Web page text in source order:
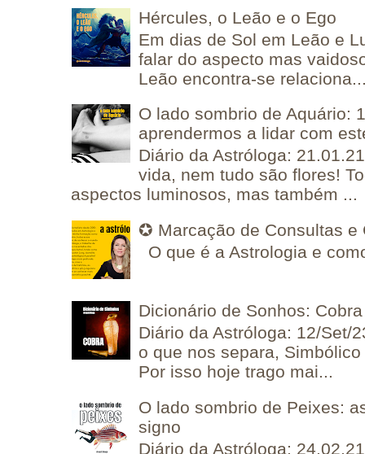
Hércules, o Leão e o Ego
Em dias de Sol em Leão e
falar do aspecto mas
Leão encontra-se
O lado sombrio de Aquário:
aprendermos a lidar com
Diário da Astróloga:
vida, nem tudo são flores!
aspectos luminosos, mas também ...
✪ Marcação de Consultas e
O que é a Astrologia e
Dicionário de Sonhos: Cobra
Diário da Astróloga: 12/Set/
o que nos separa,
Por isso hoje trago mai...
O lado sombrio de Peixes:
signo
Diário da Astróloga: